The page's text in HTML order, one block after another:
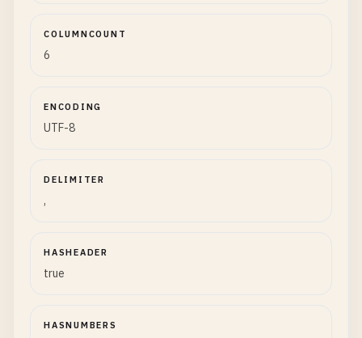
COLUMNCOUNT
6
ENCODING
UTF-8
DELIMITER
,
HASHEADER
true
HASNUMBERS